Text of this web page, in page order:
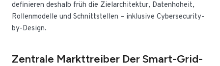
definieren deshalb früh die Zielarchitektur, Datenhoheit,
Rollenmodelle und Schnittstellen – inklusive Cybersecurity-
by-Design.
Zentrale Markttreiber Der Smart-Grid-